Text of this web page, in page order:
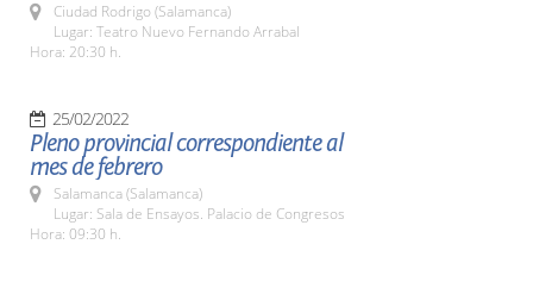
Ciudad Rodrigo (Salamanca)
Lugar: Teatro Nuevo Fernando Arrabal
Hora: 20:30 h.
25/02/2022
Pleno provincial correspondiente al
mes de febrero
Salamanca (Salamanca)
Lugar: Sala de Ensayos. Palacio de Congresos
Hora: 09:30 h.